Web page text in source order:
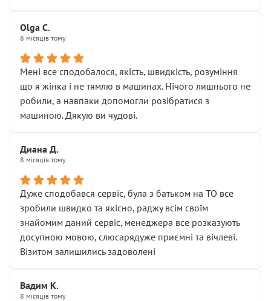
Стосовно комунікації - все добре
Olga С.
8 місяців тому
Мені все сподобалося, якість, швидкість, розуміння
що я жінка і не тямлю в машинах. Нічого лишнього не
робили, а навпаки допомогли розібратися з
машиною. Дякую ви чудові.
Диана Д.
8 місяців тому
Дуже сподобався сервіс, була з батьком на ТО все
зробили швидко та якісно, раджу всім своїм
знайомим даний сервіс, менеджера все розказують
досупною мовою, слюсарядуже приємні та вічлеві.
Візитом залишились задоволені
Вадим К.
8 місяців тому